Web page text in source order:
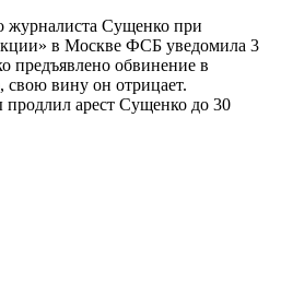
журналиста Сущенко при
в Москве ФСБ уведомила 3
предъявлено обвинение в
вину он отрицает.
арест Сущенко до 30